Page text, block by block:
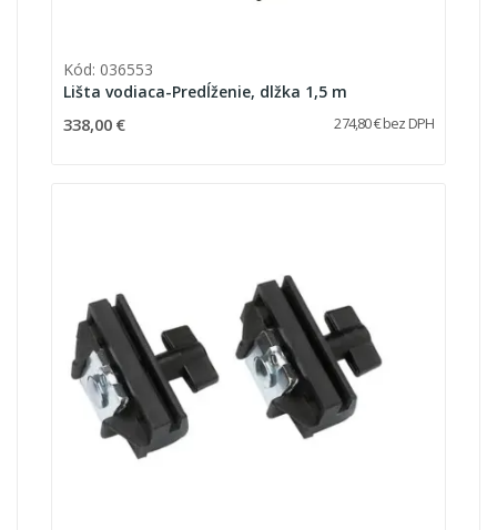
Kód: 036553
Lišta vodiaca-Predĺženie, dlžka 1,5 m
338,00 € 274,80 € bez DPH